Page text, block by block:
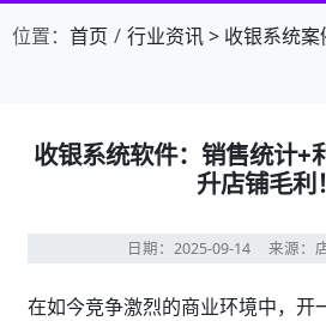
位置： 首页 行业资讯> 收银系统
收银系统软件：销售统计+
升店铺毛利！
日期：2025-09-14 来源：
在如今竞争激烈的商业环境中，开